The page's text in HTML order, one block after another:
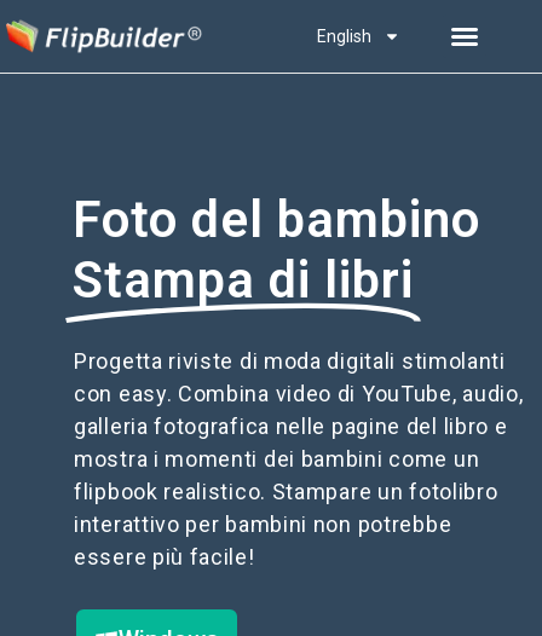
English
Foto del bambino
Stampa di libri
Progetta riviste di moda digitali stimolanti
con easy. Combina video di YouTube, audio,
galleria fotografica nelle pagine del libro e
mostra i momenti dei bambini come un
flipbook realistico. Stampare un fotolibro
interattivo per bambini non potrebbe
essere più facile!